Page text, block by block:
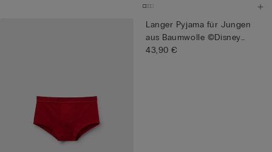
Langer Pyjama für Jungen
aus Baumwolle ©Disney
Zwe...
43,90 €